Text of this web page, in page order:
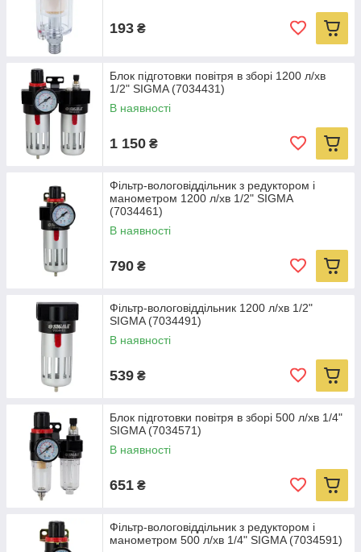
193 ₴
Блок підготовки повітря в зборі 1200 л/хв
1/2" SIGMA (7034431)
В наявності
1 150 ₴
Фільтр-вологовіддільник з редуктором і
манометром 1200 л/хв 1/2" SIGMA
(7034461)
В наявності
790 ₴
Фільтр-вологовіддільник 1200 л/хв 1/2"
SIGMA (7034491)
В наявності
539 ₴
Блок підготовки повітря в зборі 500 л/хв 1/4"
SIGMA (7034571)
В наявності
651 ₴
Фільтр-вологовіддільник з редуктором і
манометром 500 л/хв 1/4" SIGMA (7034591)